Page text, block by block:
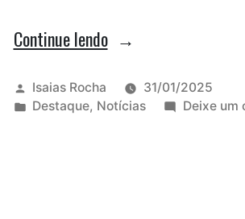
Continue lendo“Pedro
será
o
Publicado
por
Isaias Rocha
31/01/2025
Publicado
Destaque, Notícias Deixe um